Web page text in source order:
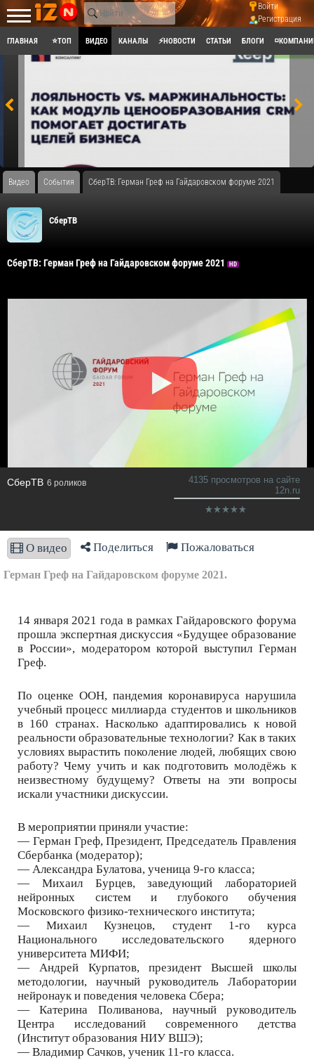
Войти
Регистрация
ГЛАВНАЯ ⭐ТОП ВИДЕО КАНАЛЫ ⚡НОВОСТИ СТАТЬИ БЛОГИ
Видео События СберТВ: Герман Греф на Гайдаровском форуме 2021
СберТВ
СберТВ: Герман Греф на Гайдаровском форуме 2021 HD
СберТВ 6 роликов
4135 просмотров на сайте
12n.ru
О видео Поделиться Пожаловаться
Герман Греф на Гайдаровском форуме 2021.
14 января 2021 года в рамках Гайдаровского форума
прошла экспертная дискуссия «Будущее образование
в России», модератором которой выступил Герман
Греф.
По оценке ООН, пандемия коронавируса нарушила
учебный процесс миллиарда студентов и школьников
в 160 странах. Насколько адаптировались к новой
реальности образовательные технологии? Как в таких
условиях вырастить поколение людей, любящих свою
работу? Чему учить и как подготовить молодёжь к
неизвестному будущему? Ответы на эти вопросы
искали участники дискуссии.
В мероприятии приняли участие:
— Герман Греф, Президент, Председатель Правления
Сбербанка (модератор);
— Александра Булатова, ученица 9-го класса;
— Михаил Бурцев, заведующий лабораторией
нейронных систем и глубокого обучения
Московского физико-технического института;
— Михаил Кузнецов, студент 1-го курса
Национального исследовательского ядерного
университета МИФИ;
— Андрей Курпатов, президент Высшей школы
методологии, научный руководитель Лаборатории
нейронаук и поведения человека Сбера;
— Катерина Поливанова, научный руководитель
Центра исследований современного детства
(Институт образования НИУ ВШЭ);
— Владимир Сачков, ученик 11-го класса.